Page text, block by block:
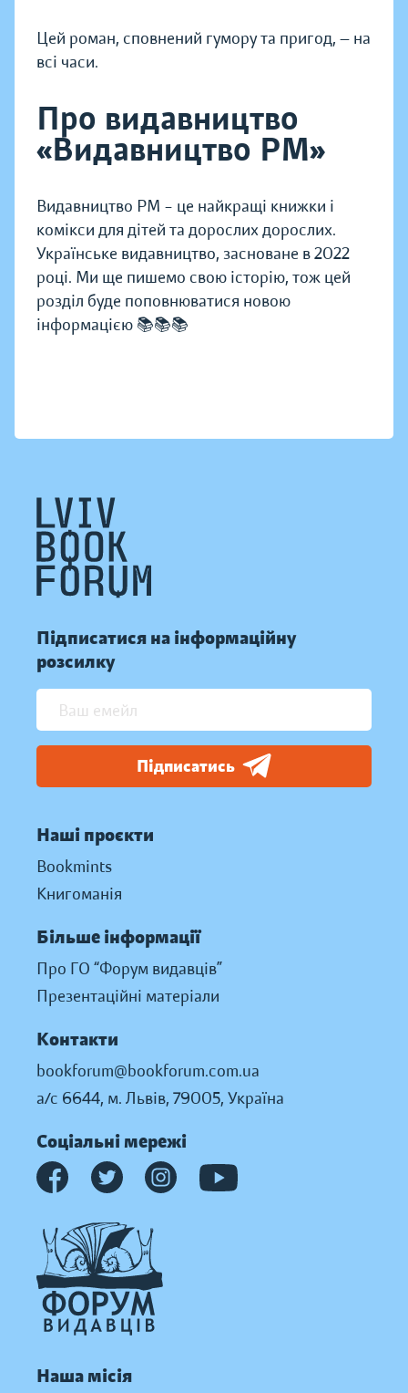
Цей роман, сповнений гумору та пригод, — на
всі часи.
Про видавництво
«Видавництво РМ»
Видавництво РМ – це найкращі книжки і
комікси для дітей та дорослих дорослих.
Українське видавництво, засноване в 2022
році. Ми ще пишемо свою історію, тож цей
розділ буде поповнюватися новою
інформацією 📚📚📚
Підписатися на інформаційну
розсилку
Підписатись
Наші проєкти
Bookmints
Книгоманія
Більше інформації
Про ГО “Форум видавців”
Презентаційні матеріали
Контакти
bookforum@bookforum.com.ua
а/с 6644, м. Львів, 79005, Україна
Соціальні мережі
Наша місія